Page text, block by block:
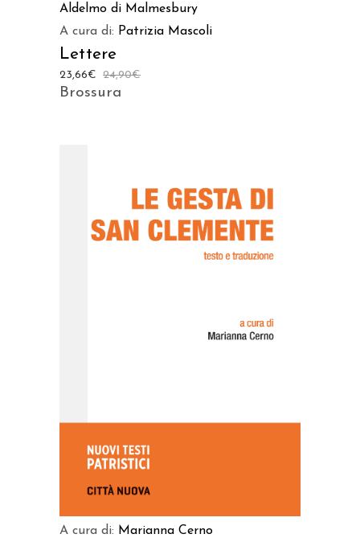
Aldelmo di Malmesbury
A cura di: Patrizia Mascoli
Lettere
24,90€
23,66€
Brossura
AGGIUNGI AL CARRELLO
A cura di: Marianna Cerno